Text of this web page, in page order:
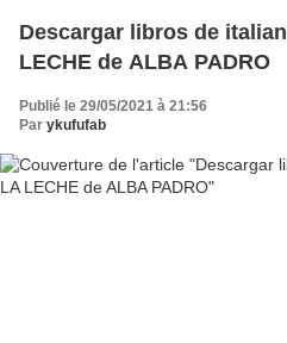
Descargar libros de
LECHE de ALBA PADRO
Publié le 29/05/2021 à 21:56
Par ykufufab